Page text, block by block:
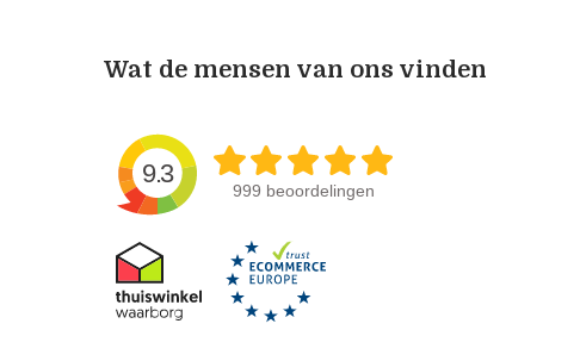
Wat de mensen van ons vinden
9.3
999 beoordelingen